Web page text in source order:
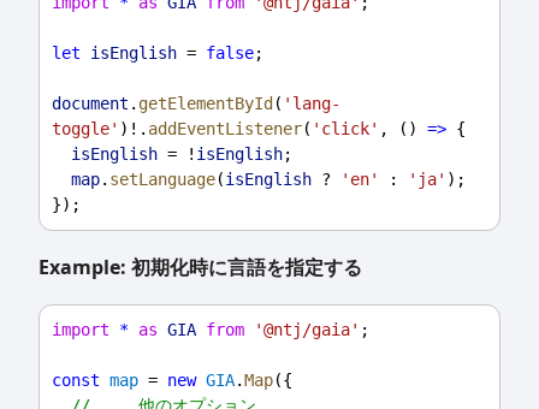
let isEnglish = false;
document . getElementById ( 'lang-
toggle' )!. addEventListener( 'click' , () => {
isEnglish = ! isEnglish;
map. setLanguage(isEnglish ? 'en' : 'ja' );
});
Example: 初期化時に言語を指定する
import * as GIA from '@ntj/gaia' ;
const map = new GIA.Map({